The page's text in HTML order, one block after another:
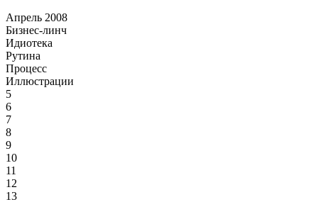
Апрель 2008
Бизнес-линч
Идиотека
Рутина
Процесс
Иллюстрации
5
6
7
8
9
10
11
12
13